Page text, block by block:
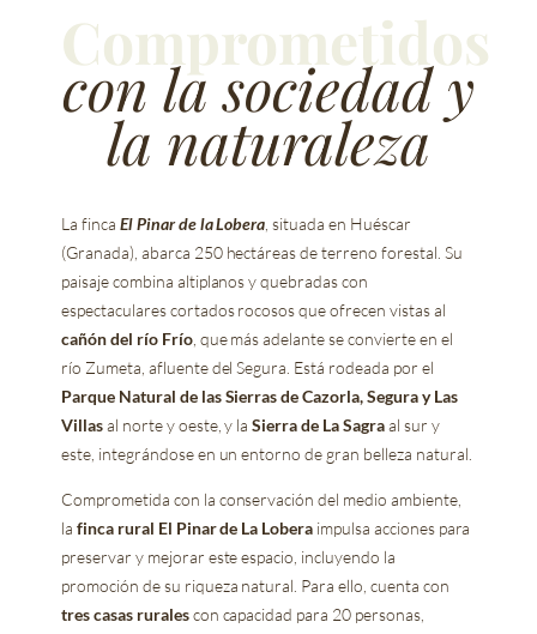
Comprometidos
con la sociedad y
la naturaleza
La finca El Pinar de la Lobera , situada en Huéscar
(Granada), abarca 250 hectáreas de terreno forestal. Su
paisaje combina altiplanos y quebradas con
espectaculares cortados rocosos que ofrecen vistas al
cañón del río Frío, que más adelante se convierte en el
río Zumeta, afluente del Segura. Está rodeada por el
Parque Natural de las Sierras de Cazorla, Segura y Las
Villasal norte y oeste, y laSierra de La Sagraal sur y
este, integrándose en un entorno de gran belleza natural.
Comprometida con la conservación del medio ambiente,
lafinca rural El Pinar de La Lobera impulsa acciones para
preservar y mejorar este espacio, incluyendo la
promoción de su riqueza natural. Para ello, cuenta con
tres casas ruralescon capacidad para 20 personas,